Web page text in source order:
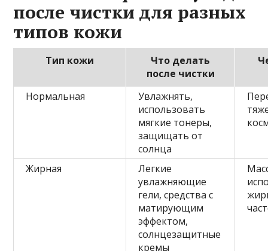
после чистки для разных
типов кожи
Тип кожи
Что делать
после чистки
Нормальная
Увлажнять,
использовать
мягкие тонеры,
защищать от
солнца
Жирная
Легкие
увлажняющие
гели, средства с
матирующим
эффектом,
солнцезащитные
кремы